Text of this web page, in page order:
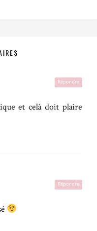
Répondre
et celà doit plaire
Répondre